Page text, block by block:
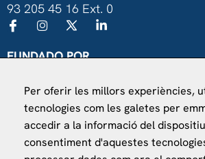
93 205 45 16 Ext. 0
FUNDADO POR
Ministerio de Asuntos Exteriores,
Fundación "la Caixa"
Per oferir les millors experiències,
tecnologies com les galetes per
accedir a la informació del
consentiment d'aquestes